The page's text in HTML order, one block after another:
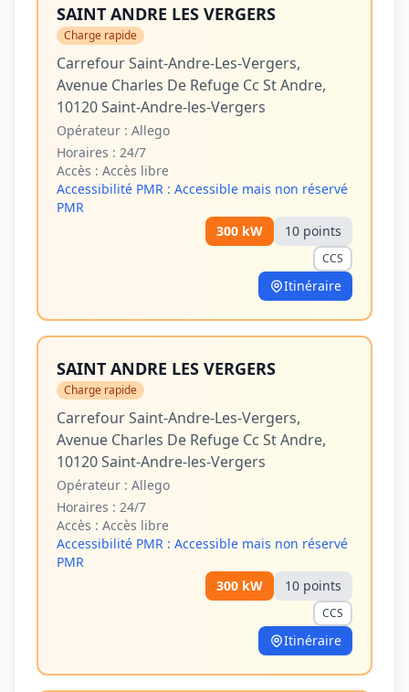
SAINT ANDRE LES VERGERS
Charge rapide
Carrefour Saint-Andre-Les-Vergers,
Avenue Charles De Refuge Cc St Andre,
10120 Saint-Andre-les-Vergers
Opérateur : Allego
Horaires : 24/7
Accès : Accès libre
Accessibilité PMR : Accessible mais non réservé
PMR
300 kW 10 points
CCS
Itinéraire
SAINT ANDRE LES VERGERS
Charge rapide
Carrefour Saint-Andre-Les-Vergers,
Avenue Charles De Refuge Cc St Andre,
10120 Saint-Andre-les-Vergers
Opérateur : Allego
Horaires : 24/7
Accès : Accès libre
Accessibilité PMR : Accessible mais non réservé
PMR
300 kW 10 points
CCS
Itinéraire